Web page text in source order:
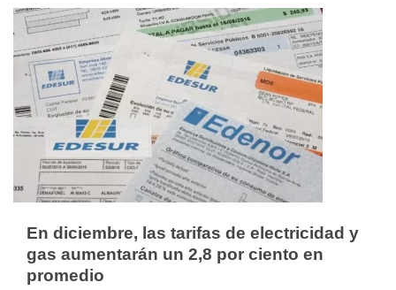
En diciembre, las tarifas de electricidad y
gas aumentarán un 2,8 por ciento en
promedio